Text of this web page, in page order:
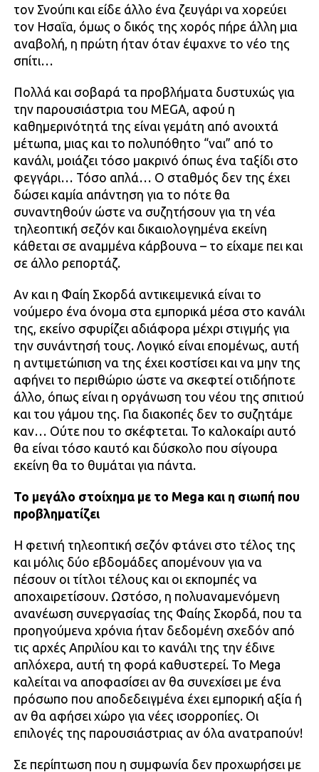
τον Σνούπι και είδε άλλο ένα ζευγάρι να χορεύει
τον Ησαΐα, όμως ο δικός της χορός πήρε άλλη μια
αναβολή, η πρώτη ήταν όταν έψαχνε το νέο της
σπίτι…
Πολλά και σοβαρά τα προβλήματα δυστυχώς για
την παρουσιάστρια του MEGA, αφού η
καθημερινότητά της είναι γεμάτη από ανοιχτά
μέτωπα, μιας και το πολυπόθητο “ναι” από το
κανάλι, μοιάζει τόσο μακρινό όπως ένα ταξίδι στο
φεγγάρι… Τόσο απλά… Ο σταθμός δεν της έχει
δώσει καμία απάντηση για το πότε θα
συναντηθούν ώστε να συζητήσουν για τη νέα
τηλεοπτική σεζόν και δικαιολογημένα εκείνη
κάθεται σε αναμμένα κάρβουνα – το είχαμε πει και
σε άλλο ρεπορτάζ.
Αν και η Φαίη Σκορδά αντικειμενικά είναι το
νούμερο ένα όνομα στα εμπορικά μέσα στο κανάλι
της, εκείνο σφυρίζει αδιάφορα μέχρι στιγμής για
την συνάντησή τους. Λογικό είναι επομένως, αυτή
η αντιμετώπιση να της έχει κοστίσει και να μην της
αφήνει το περιθώριο ώστε να σκεφτεί οτιδήποτε
άλλο, όπως είναι η οργάνωση του νέου της σπιτιού
και του γάμου της. Για διακοπές δεν το συζητάμε
καν… Ούτε που το σκέφτεται. Το καλοκαίρι αυτό
θα είναι τόσο καυτό και δύσκολο που σίγουρα
εκείνη θα το θυμάται για πάντα.
Το μεγάλο στοίχημα με το Mega και η σιωπή που
προβληματίζει
Η φετινή τηλεοπτική σεζόν φτάνει στο τέλος της
και μόλις δύο εβδομάδες απομένουν για να
πέσουν οι τίτλοι τέλους και οι εκπομπές να
αποχαιρετίσουν. Ωστόσο, η πολυαναμενόμενη
ανανέωση συνεργασίας της Φαίης Σκορδά, που τα
προηγούμενα χρόνια ήταν δεδομένη σχεδόν από
τις αρχές Απριλίου και το κανάλι της την έδινε
απλόχερα, αυτή τη φορά καθυστερεί. Το Mega
καλείται να αποφασίσει αν θα συνεχίσει με ένα
πρόσωπο που αποδεδειγμένα έχει εμπορική αξία ή
αν θα αφήσει χώρο για νέες ισορροπίες. Οι
επιλογές της παρουσιάστριας αν όλα ανατραπούν!
Σε περίπτωση που η συμφωνία δεν προχωρήσει με